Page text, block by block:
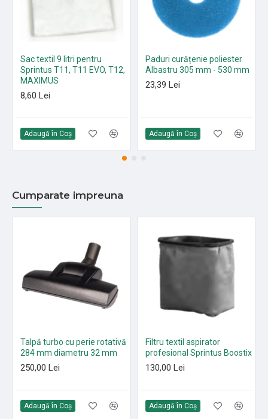
Sac textil 9 litri pentru
Sprintus T11, T11 EVO, T12,
MAXIMUS
8,60 Lei
Adaugă în Coş
Paduri curățenie poliester
Albastru 305 mm - 530 mm
23,39 Lei
Adaugă în Coş
Cumparate impreuna
Talpă turbo cu perie rotativă
284 mm diametru 32 mm
250,00 Lei
Adaugă în Coş
Filtru textil aspirator
profesional Sprintus Boostix
130,00 Lei
Adaugă în Coş